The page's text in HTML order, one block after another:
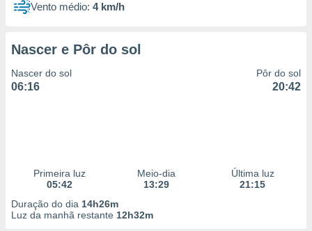
Vento médio: 4 km/h
Nascer e Pôr do sol
Nascer do sol
06:16
Pôr do sol
20:42
Primeira luz
05:42
Meio-dia
13:29
Última luz
21:15
Duração do dia 14h26m
Luz da manhã restante 12h32m